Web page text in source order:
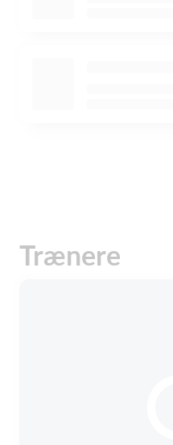
Trænere